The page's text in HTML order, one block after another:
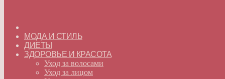
МОДА И СТИЛЬ
ДИЕТЫ
ЗДОРОВЬЕ И КРАСОТА
Уход за волосами
Уход за лицом